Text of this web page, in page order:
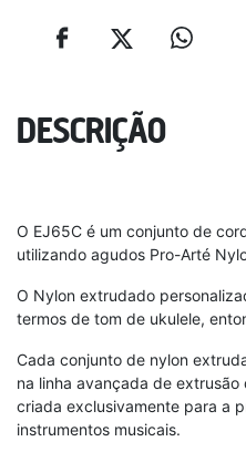
DESCRIÇÃO
O EJ65C é um conjunto de
utilizando agudos Pro-Arté
O Nylon extrudado
termos de tom de ukulele,
Cada conjunto de nylon
na linha avançada de
criada exclusivamente para a
instrumentos musicais.